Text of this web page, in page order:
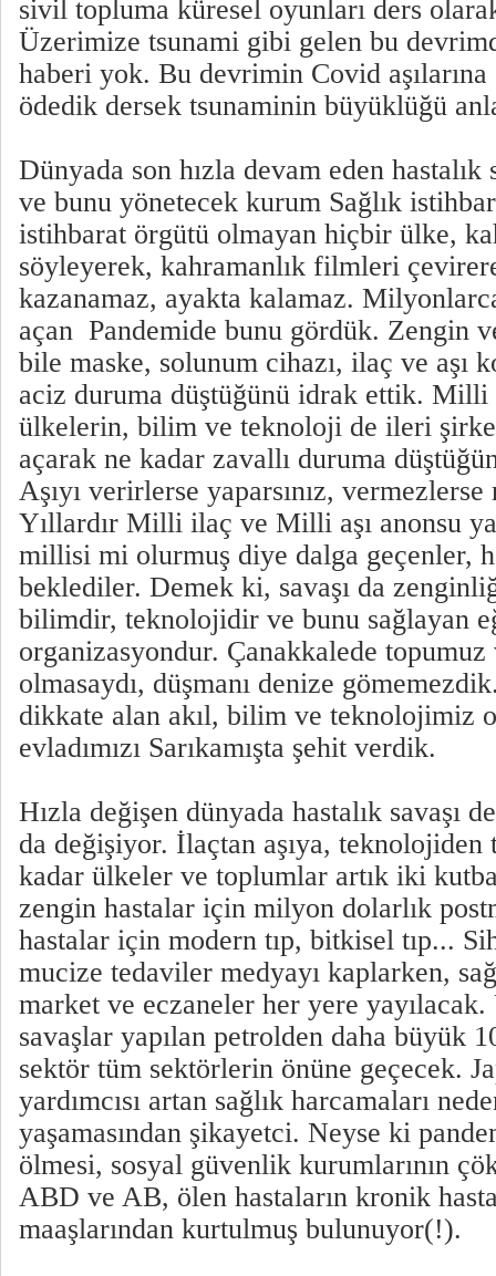
sivil topluma küresel oyunları ders
Üzerimize tsunami gibi gelen bu
haberi yok. Bu devrimin Covid
ödedik dersek tsunaminin büyüklüğü
Dünyada son hızla devam eden hastalık
ve bunu yönetecek kurum Sağlık
istihbarat örgütü olmayan hiçbir ülke,
söyleyerek, kahramanlık filmleri
kazanamaz, ayakta kalamaz.
açan Pandemide bunu gördük. Zengin
bile maske, solunum cihazı, ilaç ve aşı
aciz duruma düştüğünü idrak ettik. Milli
ülkelerin, bilim ve teknoloji de ileri
açarak ne kadar zavallı duruma
Aşıyı verirlerse yaparsınız, vermezlerse
Yıllardır Milli ilaç ve Milli aşı anonsu
millisi mi olurmuş diye dalga geçenler,
beklediler. Demek ki, savaşı da
bilimdir, teknolojidir ve bunu sağlayan
organizasyondur. Çanakkalede
olmasaydı, düşmanı denize
dikkate alan akıl, bilim ve teknolojimiz
evladımızı Sarıkamışta şehit verdik.
Hızla değişen dünyada hastalık savaşı
da değişiyor. İlaçtan aşıya,
kadar ülkeler ve toplumlar artık iki
zengin hastalar için milyon dolarlık
hastalar için modern tıp, bitkisel tıp...
mucize tedaviler medyayı kaplarken,
market ve eczaneler her yere yayılacak.
savaşlar yapılan petrolden daha büyük
sektör tüm sektörlerin önüne geçecek.
yardımcısı artan sağlık harcamaları
yaşamasından şikayetci. Neyse ki
ölmesi, sosyal güvenlik kurumlarının
ABD ve AB, ölen hastaların kronik
maaşlarından kurtulmuş bulunuyor(!).